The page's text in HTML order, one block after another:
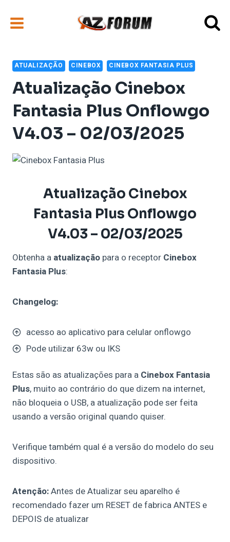
para
ATUALIZAÇÃO CINEBOX CINEBOX FANTASIA PLUS
Atualização Cinebox
Fantasia Plus Onflowgo
V4.03 – 02/03/2025
Atualização Cinebox
Fantasia Plus Onflowgo
V4.03 – 02/03/2025
Obtenha a atualização para o receptor Cinebox
Fantasia Plus:
Changelog:
acesso ao aplicativo para celular onflowgo
Pode utilizar 63w ou IKS
Estas são as atualizações para a Cinebox Fantasia
Plus, muito ao contrário do que dizem na internet,
não bloqueia o USB, a atualização pode ser feita
usando a versão original quando quiser.
Verifique também qual é a versão do modelo do seu
dispositivo.
Atenção:Antes de Atualizar seu aparelho é
recomendado fazer um RESET de fabrica ANTES e
DEPOIS de atualizar